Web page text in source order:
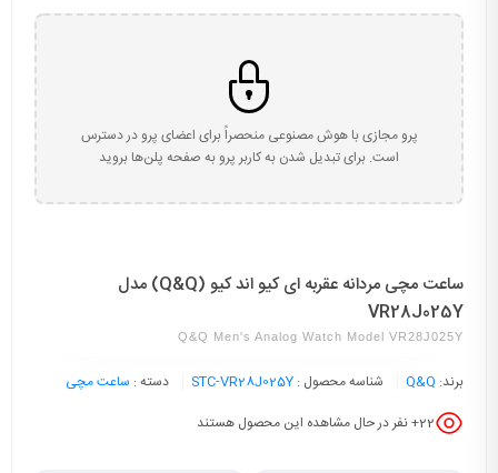
پرو مجازی با هوش مصنوعی منحصراً برای اعضای پرو در دسترس
است. برای تبدیل شدن به کاربر پرو به صفحه پلن‌ها بروید
ساعت مچی مردانه عقربه ای کیو اند کیو (Q&Q) مدل
VR28J025Y
Q&Q Men's Analog Watch Model VR28J025Y
برند: Q&Q شناسه محصول : STC-VR28J025Y دسته : ساعت مچی
22+ نفر در حال مشاهده این محصول هستند